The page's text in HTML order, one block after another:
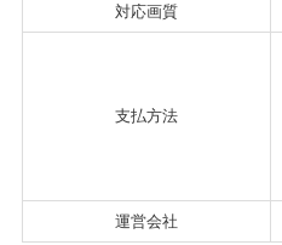
対応画質
支払方法
運営会社